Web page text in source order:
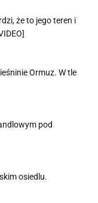
że to jego teren i
Ormuz. W tle
pod
osiedlu.